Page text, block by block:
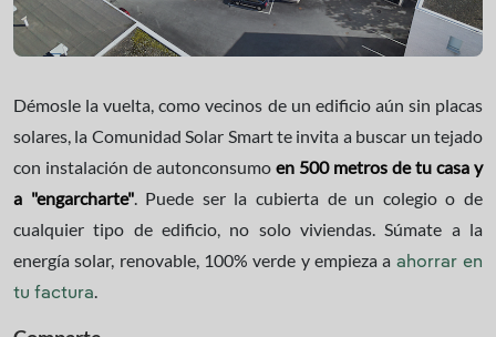
Démosle la vuelta, como vecinos de un edificio aún sin placas
solares, la Comunidad Solar Smart te invita a buscar un tejado
con instalación de autonconsumo en 500 metros de tu casa y
a "engarcharte". Puede ser la cubierta de un colegio o de
cualquier tipo de edificio, no solo viviendas. Súmate a la
energía solar, renovable, 100% verde y empieza a ahorrar en
tu factura